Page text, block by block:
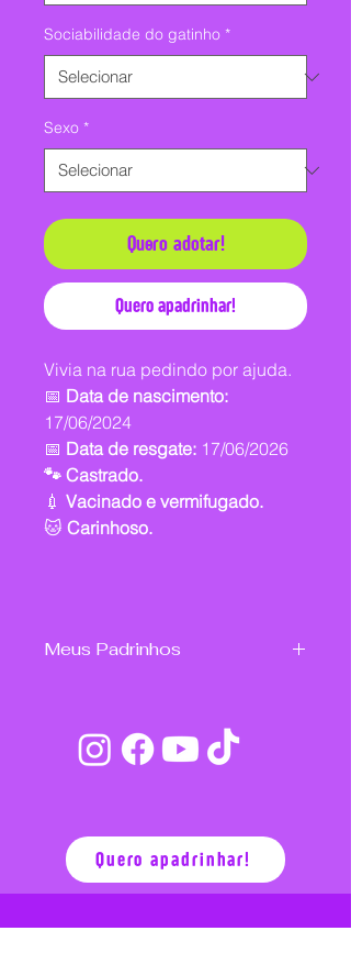
Sociabilidade do gatinho *
Sexo *
Quero adotar!
Quero apadrinhar!
Vivia na rua pedindo por ajuda.
📅 Data de nascimento:
17/06/2024
📅 Data de resgate: 17/06/2026
🐾 Castrado.
💉 Vacinado e vermifugado.
🐱 Carinhoso.
Meus Padrinhos
Quero apadrinhar!